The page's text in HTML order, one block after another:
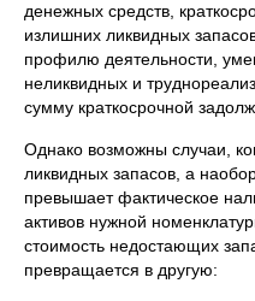
денежных средств,
излишних ликвидных
профилю деятельности,
неликвид­ных и
сумму краткосроч­ной
Однако возможны случаи,
ликвидных запасов, а
превышает фактическое
активов нужной
стоимость недостающих
превращается в другую: